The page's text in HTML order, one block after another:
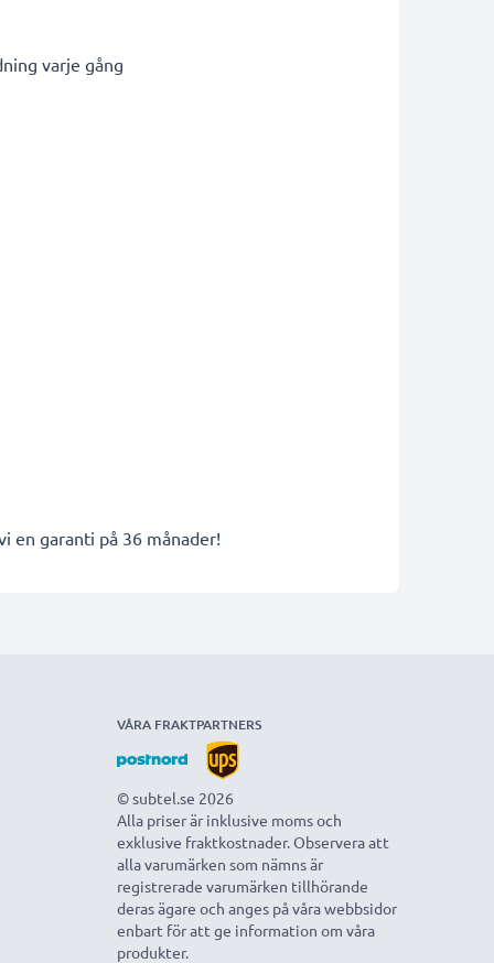
varje gång
en garanti på 36 månader!
VÅRA FRAKTPARTNERS
© subtel.se 2026
Alla priser är inklusive moms och
exklusive fraktkostnader. Observera att
alla varumärken som nämns är
registrerade varumärken tillhörande
deras ägare och anges på våra webbsidor
enbart för att ge information om våra
produkter.